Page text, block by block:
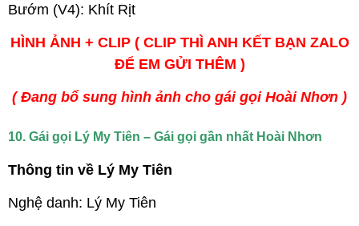
Bướm (V4): Khít Rịt
HÌNH ẢNH + CLIP ( CLIP THÌ ANH KẾT BẠN ZALO
ĐỂ EM GỬI THÊM )
( Đang bổ sung hình ảnh cho gái gọi Hoài Nhơn )
10. Gái gọi Lý My Tiên – Gái gọi gần nhất Hoài Nhơn
Thông tin về Lý My Tiên
Nghệ danh: Lý My Tiên